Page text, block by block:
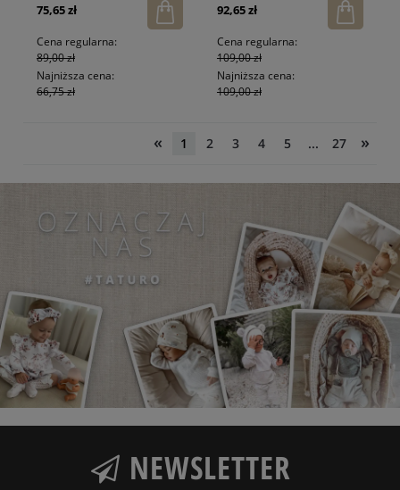
75,65 zł
Cena regularna:
89,00 zł
Najniższa cena:
66,75 zł
92,65 zł
Cena regularna:
109,00 zł
Najniższa cena:
109,00 zł
« 1 2 3 4 5 ... 27 »
NEWSLETTER